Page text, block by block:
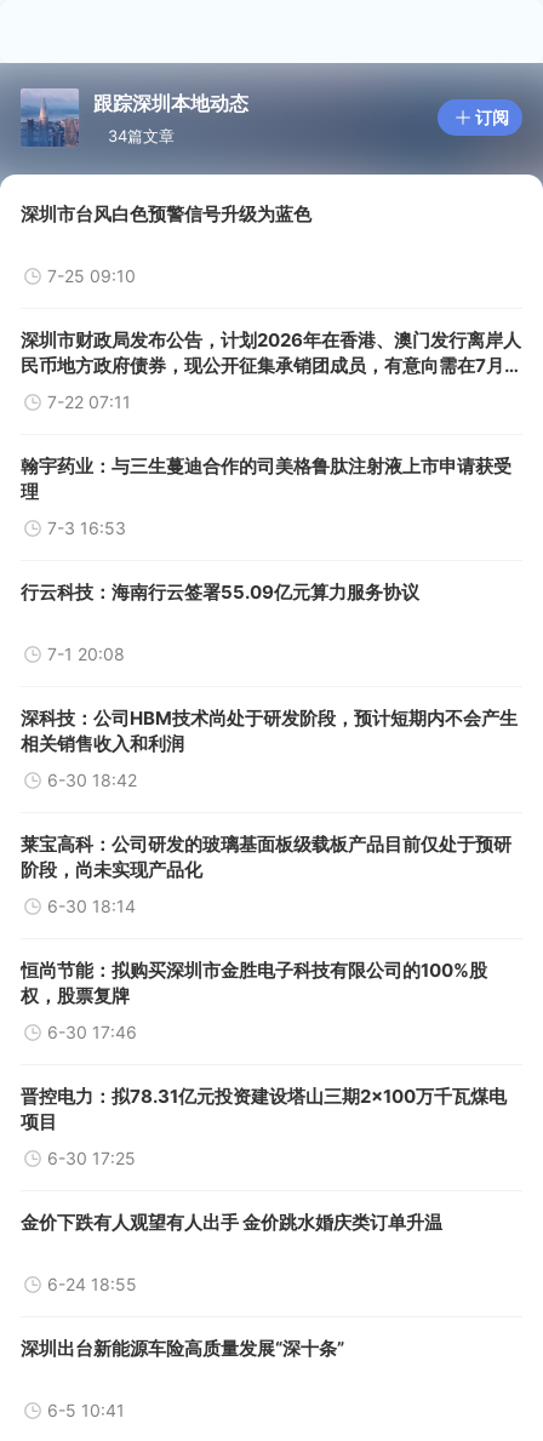
跟踪深圳本地动态
34篇文章
订阅
深圳市台风白色预警信号升级为蓝色
7-25 09:10
深圳市财政局发布公告，计划2026年在香港、澳门发行离岸人
民币地方政府债券，现公开征集承销团成员，有意向需在7月
28日前提交申请材料，本次香港发债不超过40亿元，澳门发债
不超过10亿元。发行期限为2至10年期为主。
7-22 07:11
翰宇药业：与三生蔓迪合作的司美格鲁肽注射液上市申请获受
理
7-3 16:53
行云科技：海南行云签署55.09亿元算力服务协议
7-1 20:08
深科技：公司HBM技术尚处于研发阶段，预计短期内不会产生
相关销售收入和利润
6-30 18:42
莱宝高科：公司研发的玻璃基面板级载板产品目前仅处于预研
阶段，尚未实现产品化
6-30 18:14
恒尚节能：拟购买深圳市金胜电子科技有限公司的100%股
权，股票复牌
6-30 17:46
晋控电力：拟78.31亿元投资建设塔山三期2×100万千瓦煤电
项目
6-30 17:25
金价下跌有人观望有人出手 金价跳水婚庆类订单升温
6-24 18:55
深圳出台新能源车险高质量发展“深十条”
6-5 10:41